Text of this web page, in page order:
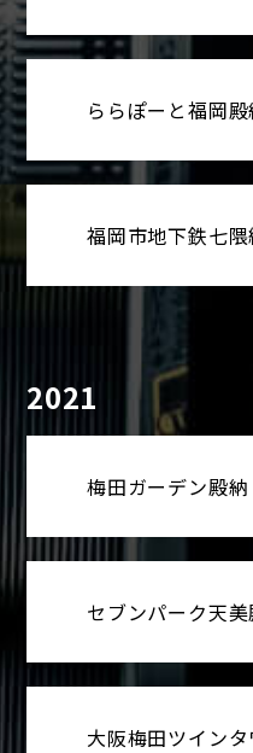
ららぽーと福岡殿
福岡市地下鉄七
2021
梅田ガーデン殿納
セブンパーク天美
大阪梅田ツイン